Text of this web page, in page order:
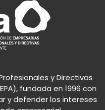
y Directivas
fundada en 1996 con
y defender los intereses